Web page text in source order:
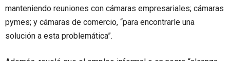
manteniendo reuniones con cámaras empresariales; cámaras
pymes; y cámaras de comercio, “para encontrarle una
solución a esta problemática”.